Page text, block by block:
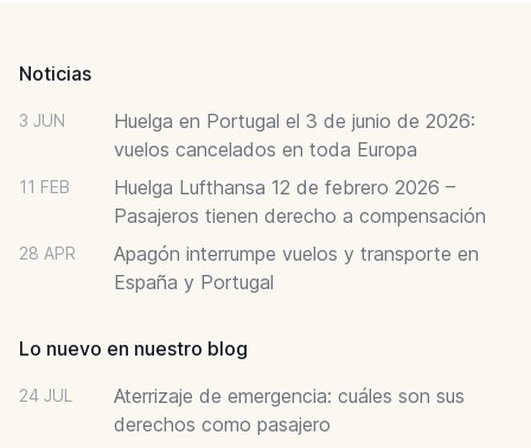
Noticias
3 JUN
Huelga en Portugal el 3 de junio de 2026:
vuelos cancelados en toda Europa
11 FEB
Huelga Lufthansa 12 de febrero 2026 –
Pasajeros tienen derecho a compensación
28 APR
Apagón interrumpe vuelos y transporte en
España y Portugal
Lo nuevo en nuestro blog
24 JUL
Aterrizaje de emergencia: cuáles son sus
derechos como pasajero